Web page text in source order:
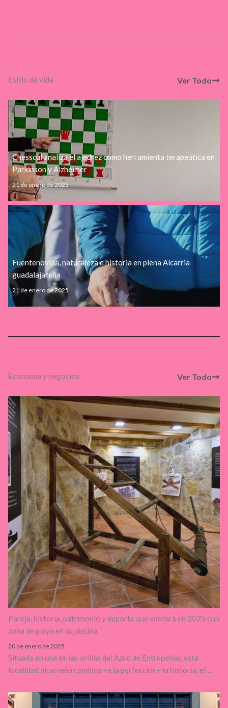
Estilo de vida Ver Todo
Chesscul analiza el ajedrez como herramienta terapeútica en
Parkinson y Alzheimer
21 de enero de 2025
Fuentenovilla, naturaleza e historia en plena Alcarria
guadalajareña
21 de enero de 2025
Economía y negocios​ Ver Todo
Pareja, historia, patrimonio y deporte que contará en 2025 con
zona de playa en su piscina
20 de enero de 2025
Situada en una de las orillas del Azud de Entrepeñas, esta
localidad alcarreña combina –a la perfección– la historia, el ...